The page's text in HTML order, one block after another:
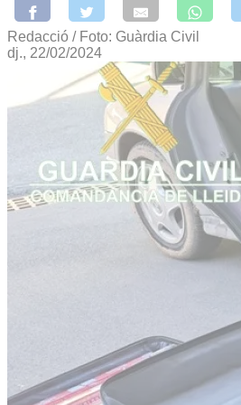
Redacció / Foto: Guàrdia Civil
dj., 22/02/2024